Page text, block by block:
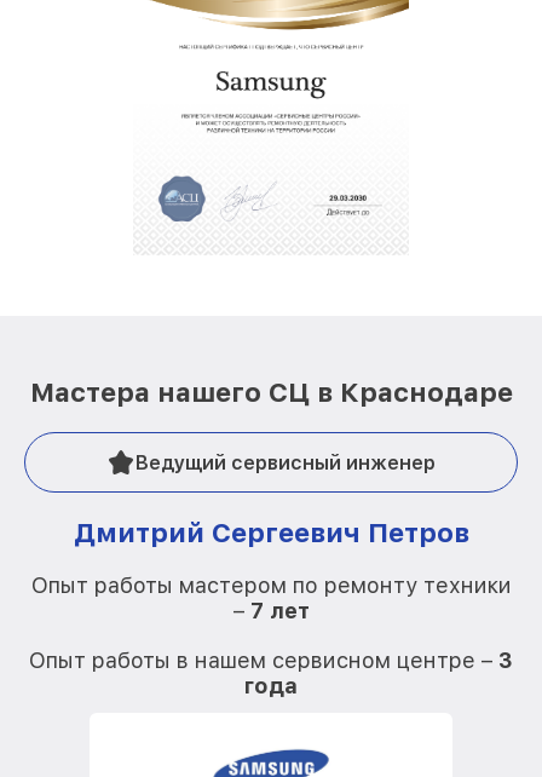
Мастера нашего СЦ в Краснодаре
Ведущий сервисный инженер
Дмитрий Сергеевич Петров
Опыт работы мастером по ремонту техники
– 7 лет
Опыт работы в нашем сервисном центре – 3
года